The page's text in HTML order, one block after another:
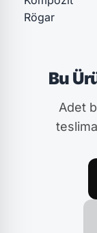
Bu
Adet